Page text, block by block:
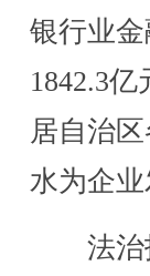
银行业
1842.3
居自治
水为企业
法治护